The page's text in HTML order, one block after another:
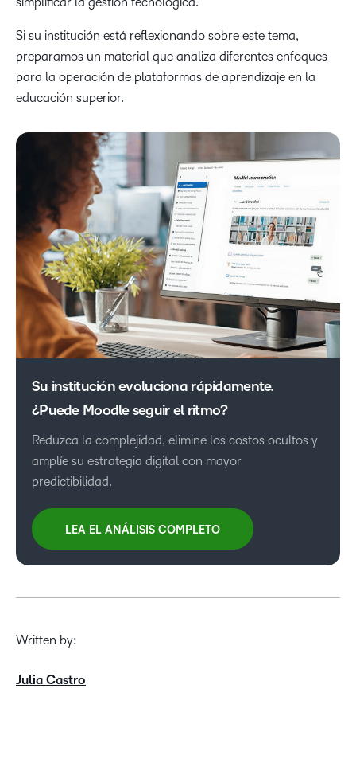
Si su institución está reflexionando sobre este tema,
preparamos un material que analiza diferentes enfoques
para la operación de plataformas de aprendizaje en la
educación superior.
Su institución evoluciona rápidamente.
¿Puede Moodle seguir el ritmo?
Reduzca la complejidad, elimine los costos ocultos y
amplíe su estrategia digital con mayor
predictibilidad.​
LEA EL ANÁLISIS COMPLETO
Written by:
Julia Castro